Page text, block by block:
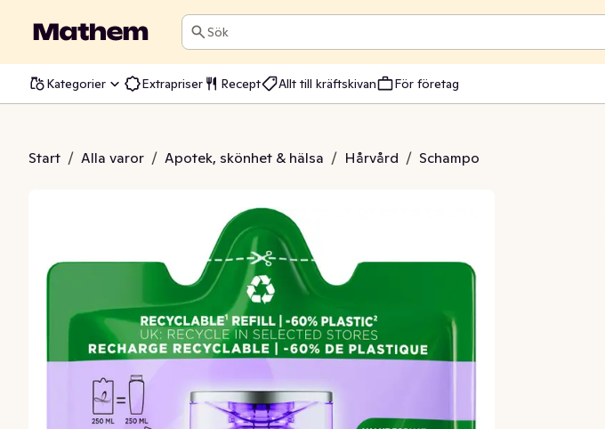
Sök
Kategorier Extrapriser Recept Allt till kräftskivan För företag
Start / Alla varor / Apotek, skönhet & hälsa / Hårvård / Schampo
Hyaluron Refill